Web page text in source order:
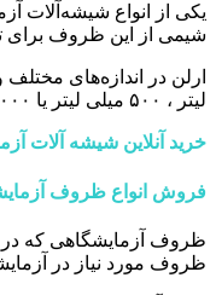
یکی از انواع شیشه‌آلات
شیمی از این ظروف برای
لیتر ، ۵۰۰ میلی لیتر یا ۱۰۰۰ میلی لیتر استفاده کنید.
خرید آنلاین شیشه آلات
فروش انواع ظروف
ظروف آزمایشگاهی که در
ظروف مورد نیاز در